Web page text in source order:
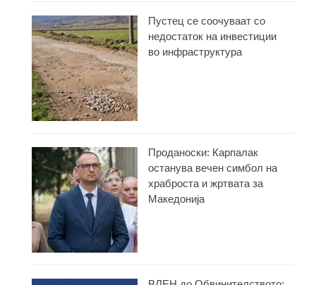
Пустец се соочуваат со
недостаток на инвестиции
во инфраструктура
Проданоски: Карпалак
останува вечен симбол на
храброста и жртвата за
Македонија